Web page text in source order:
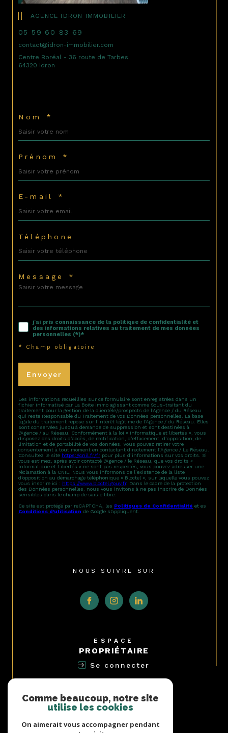
AGENCE IDRON IMMOBILIER
05 59 60 83 69
contact@idron-immobilier.com
Centre Boréal - 36 route de Tarbes
64320 Idron
Nom *
Prénom *
E-mail *
Téléphone
Message *
j'ai pris connaissance de la politique de confidentialité et
des informations relatives au traitement de mes données
personnelles (*)*
* Champ obligatoire
Envoyer
Les informations recueillies sur ce formulaire sont enregistrées dans un
fichier informatisé par La Boite Immo agissant comme Sous-traitant du
traitement pour la gestion de la clientèle/prospects de l'Agence / du Réseau
qui reste Responsable du Traitement de vos Données personnelles. La base
légale du traitement repose sur l'intérêt légitime de l'Agence / du Réseau. Elles
sont conservées jusqu'à demande de suppression et sont destinées à
l'Agence / au Réseau. Conformément à la loi « informatique et libertés », vous
disposez des droits d’accès, de rectification, d’effacement, d’opposition, de
limitation et de portabilité de vos données. Vous pouvez retirer votre
consentement à tout moment en contactant directement l’Agence / Le Réseau.
Consultez le site https://cnil.fr/fr pour plus d’informations sur vos droits. Si
vous estimez, après avoir contacté l'Agence / le Réseau, que vos droits «
Informatique et Libertés » ne sont pas respectés, vous pouvez adresser une
réclamation à la CNIL. Nous vous informons de l’existence de la liste
d'opposition au démarchage téléphonique « Bloctel », sur laquelle vous pouvez
vous inscrire ici : https://www.bloctel.gouv.fr. Dans le cadre de la protection
des Données personnelles, nous vous invitons à ne pas inscrire de Données
sensibles dans le champ de saisie libre.
Ce site est protégé par reCAPTCHA, les Politiques de Confidentialité et es
Conditions d'utilisation de Google s'appliquent.
NOUS SUIVRE SUR
ESPACE
PROPRIÉTAIRE
Se connecter
ADHÉRONS
Comme beaucoup, notre site
utilise les cookies
On aimerait vous accompagner pendant